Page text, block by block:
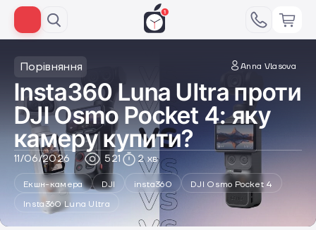
Порівняння Anna Vlasova
Insta360 Luna Ultra проти
DJI Osmo Pocket 4: яку
камеру купити?
11/06/2026 521 2 хв
Екшн-камера DJI insta360
DJI Osmo Pocket 4
Insta360 Luna Ultra